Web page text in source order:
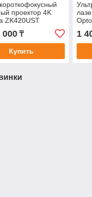
проектор 4K
ZK420UST
000₸
Купить
1